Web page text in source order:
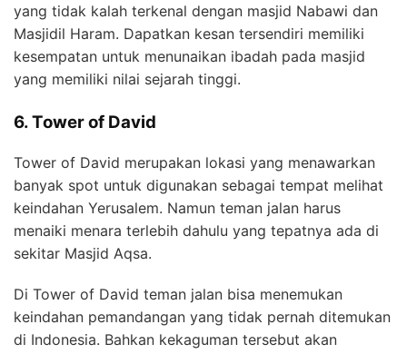
yang tidak kalah terkenal dengan masjid Nabawi dan
Masjidil Haram. Dapatkan kesan tersendiri memiliki
kesempatan untuk menunaikan ibadah pada masjid
yang memiliki nilai sejarah tinggi.
6. Tower of David
Tower of David merupakan lokasi yang menawarkan
banyak spot untuk digunakan sebagai tempat melihat
keindahan Yerusalem. Namun teman jalan harus
menaiki menara terlebih dahulu yang tepatnya ada di
sekitar Masjid Aqsa.
Di Tower of David teman jalan bisa menemukan
keindahan pemandangan yang tidak pernah ditemukan
di Indonesia. Bahkan kekaguman tersebut akan